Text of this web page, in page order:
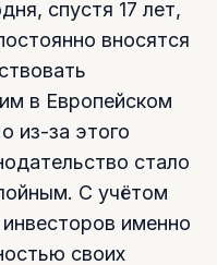
спустя 17 лет,
вносятся
в Европейском
из-за этого
стало
С учётом
именно
своих